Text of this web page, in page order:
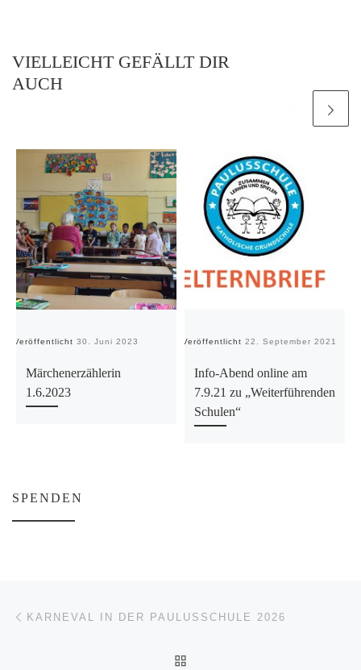
VIELLEICHT GEFÄLLT DIR
AUCH
Veröffentlicht 30. Juni 2023
Märchenerzählerin
1.6.2023
Veröffentlicht 22. September 2021
Info-Abend online am
7.9.21 zu „Weiterführenden
Schulen“
SPENDEN
Beitragsnavigation
KARNEVAL IN DER PAULUSSCHULE 2026